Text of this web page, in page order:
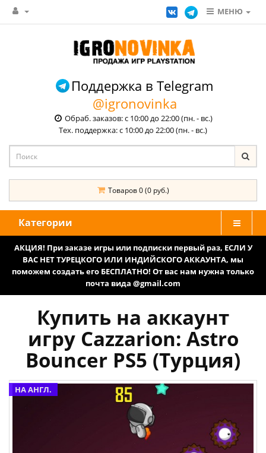
МЕНЮ
Поддержка в Telegram
@igronovinka
Обраб. заказов: с 10:00 до 22:00 (пн. - вс.)
Тех. поддержка: с 10:00 до 22:00 (пн. - вс.)
Товаров 0 (0 руб.)
Категории
АКЦИЯ! При заказе игры или подписки первый раз, ЕСЛИ У
ВАС НЕТ ТУРЕЦКОГО ИЛИ ИНДИЙСКОГО АККАУНТА, мы
поможем создать его БЕСПЛАТНО! От вас нам нужна только
почта вида @gmail.com
Купить на аккаунт
игру Cazzarion: Astro
Bouncer PS5 (Турция)
НА АНГЛ.